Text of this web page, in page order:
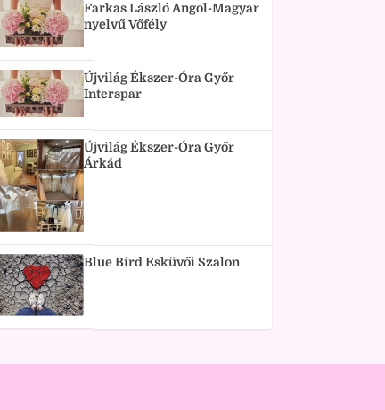
Farkas László Angol-Magyar
nyelvű Vőfély
Újvilág Ékszer-Óra Győr
Interspar
Újvilág Ékszer-Óra Győr
Árkád
Blue Bird Esküvői Szalon